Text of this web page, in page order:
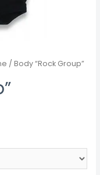
/ Body “Rock Group”